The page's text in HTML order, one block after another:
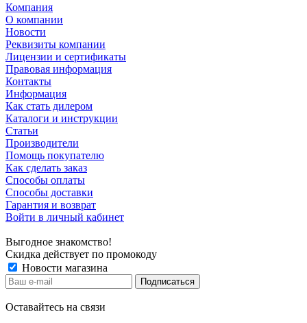
Компания
О компании
Новости
Реквизиты компании
Лицензии и сертификаты
Правовая информация
Контакты
Информация
Как стать дилером
Каталоги и инструкции
Статьи
Производители
Помощь покупателю
Как сделать заказ
Способы оплаты
Способы доставки
Гарантия и возврат
Войти в личный кабинет
Выгодное знакомство!
Скидка действует по промокоду
Новости магазина
Оставайтесь на связи